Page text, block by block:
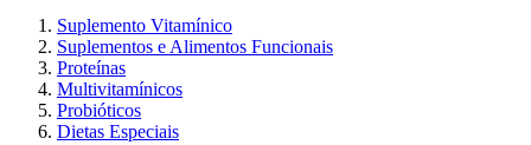
Suplemento Vitamínico
Suplementos e Alimentos Funcionais
Proteínas
Multivitamínicos
Probióticos
Dietas Especiais